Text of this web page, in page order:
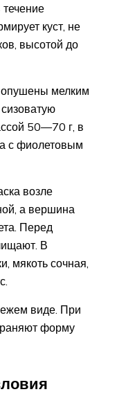
куст, не
высотой до
опушены мелким
50—70 г, в
с фиолетовым
возле
а вершина
Перед
В
мякоть сочная,
виде. При
форму